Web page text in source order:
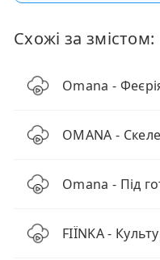
Схожі за змістом:
Omana -
OMANA -
Omana - Під
FIЇNKA -